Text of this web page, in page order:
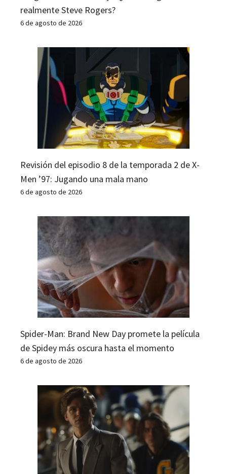
realmente Steve Rogers?
6 de agosto de 2026
Revisión del episodio 8 de la temporada 2 de X-
Men ’97: Jugando una mala mano
6 de agosto de 2026
Spider-Man: Brand New Day promete la película
de Spidey más oscura hasta el momento
6 de agosto de 2026